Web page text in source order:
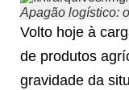
Apagão logístico:
Volto hoje à
de produtos
gravidade da